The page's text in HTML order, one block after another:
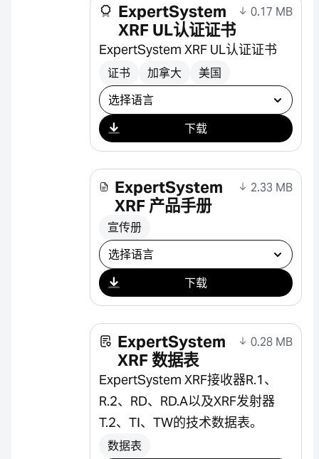
ExpertSystem
XRF UL认证证书
0.17 MB
ExpertSystem XRF UL认证证书
证书 加拿大 美国
选择下载
下载
ExpertSystem
XRF 产品手册
2.33 MB
宣传册
选择下载
下载
ExpertSystem
XRF 数据表
0.28 MB
ExpertSystem XRF接收器R.1、
R.2、RD、RD.A以及XRF发射器
T.2、TI、TW的技术数据表。
数据表